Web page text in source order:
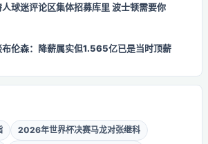
人球迷评论区集体招募库里 波士顿需要你
布伦森：降薪属实但1.565亿已是当时顶薪
2026年世界杯决赛马龙对张继科